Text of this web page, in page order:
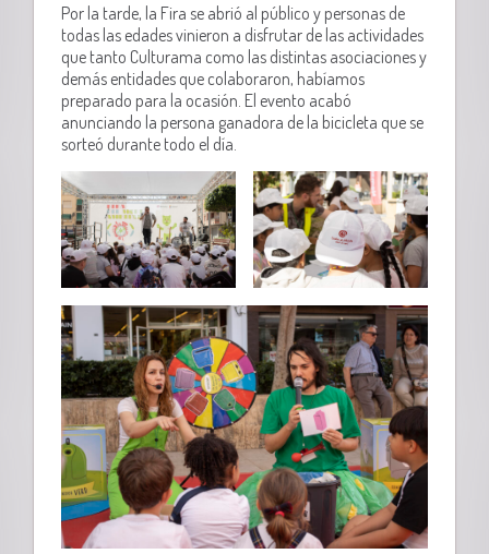
Por la tarde, la Fira se abrió al público y personas de
todas las edades vinieron a disfrutar de las actividades
que tanto Culturama como las distintas asociaciones y
demás entidades que colaboraron, habíamos
preparado para la ocasión. El evento acabó
anunciando la persona ganadora de la bicicleta que se
sorteó durante todo el día.